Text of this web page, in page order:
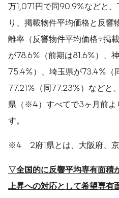
万1,071円で同90.9%などと
り、掲載物件平均価格と反響
離率（反響物件平均価格÷掲
が78.6%（前期は81.6%）、
75.4%）、埼玉県が73.4%（
77.21%（同77.23%）などと
県（※4）すべてで3ヶ月前よ
す。
※4 2府1県とは、大阪府、
▽全国的に反響平均専有面積
上昇への対応として希望専有